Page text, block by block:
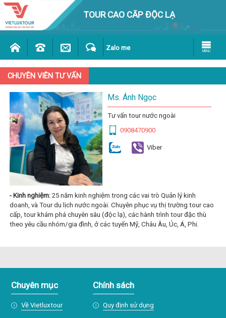
TOUR CAO CẤP ĐỘC LẠ
Zalo me MENU
CHUYÊN VIÊN TƯ VẤN
Ms. Ánh Ngọc
Tư vấn tournước ngoài
0908470900
Viber
- Kinh nghiệm:25 năm kinh nghiệm trong các vai trò Quản lý kinh
doanh, và Tour du lịch nước ngoài. Chuyên phục vụ thị trường tour cao
cấp, tour khám phá chuyên sâu (độc lạ), các hành trình tour đặc thù
theo yêu cầu nhóm/gia đình, ở các tuyến Mỹ, Châu Âu, Úc, Á, Phi.
Chuyên mục
Về Vietluxtour
Chính sách
Quy định sử dụng